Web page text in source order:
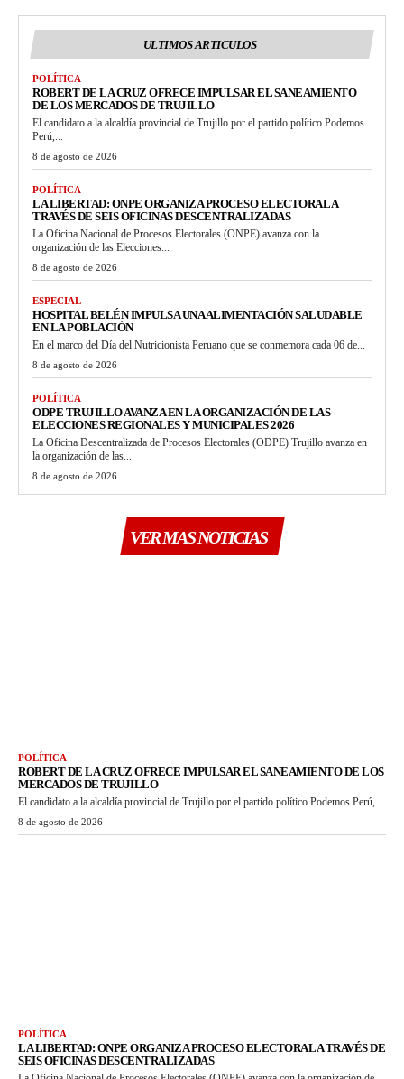
ULTIMOS ARTICULOS
POLÍTICA
ROBERT DE LA CRUZ OFRECE IMPULSAR EL SANEAMIENTO
DE LOS MERCADOS DE TRUJILLO
El candidato a la alcaldía provincial de Trujillo por el partido político Podemos
Perú,...
8 de agosto de 2026
POLÍTICA
LA LIBERTAD: ONPE ORGANIZA PROCESO ELECTORAL A
TRAVÉS DE SEIS OFICINAS DESCENTRALIZADAS
La Oficina Nacional de Procesos Electorales (ONPE) avanza con la
organización de las Elecciones...
8 de agosto de 2026
ESPECIAL
HOSPITAL BELÉN IMPULSA UNA ALIMENTACIÓN SALUDABLE
EN LA POBLACIÓN
En el marco del Día del Nutricionista Peruano que se conmemora cada 06 de...
8 de agosto de 2026
POLÍTICA
ODPE TRUJILLO AVANZA EN LA ORGANIZACIÓN DE LAS
ELECCIONES REGIONALES Y MUNICIPALES 2026
La Oficina Descentralizada de Procesos Electorales (ODPE) Trujillo avanza en
la organización de las...
8 de agosto de 2026
VER MAS NOTICIAS
POLÍTICA
ROBERT DE LA CRUZ OFRECE IMPULSAR EL SANEAMIENTO DE LOS
MERCADOS DE TRUJILLO
El candidato a la alcaldía provincial de Trujillo por el partido político Podemos Perú,...
8 de agosto de 2026
POLÍTICA
LA LIBERTAD: ONPE ORGANIZA PROCESO ELECTORAL A TRAVÉS DE
SEIS OFICINAS DESCENTRALIZADAS